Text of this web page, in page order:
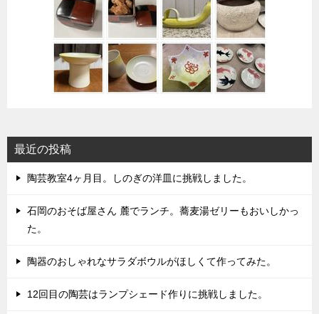
最近の投稿
陶芸教室4ヶ月目。しのぎの洋皿に挑戦しました。
石岡のおそば屋さん 麓でランチ。蕎麦湯ゼリーもおいしかっ
た。
陶器のおしゃれなサラダボウルがほしくて作ってみた。
12回目の陶芸はランプシェード作りに挑戦しました。